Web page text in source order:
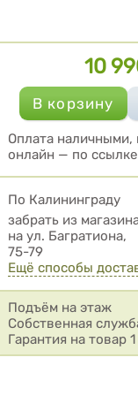
Цена
10
Оплата наличными,
онлайн — по ссылке
Условия доставки
По Калининграду
забрать из
на ул. Багратиона,
75-79
Ещё способы
Подъём на этаж
Собственная
Гарантия на товар